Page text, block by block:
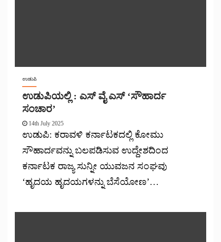
ಉಡುಪಿ
ಉಡುಪಿಯಲ್ಲಿ : ಎಸ್ ವೈ ಎಸ್ ‘ಸೌಹಾರ್ದ
ಸಂಚಾರ’
14th July 2025
ಉಡುಪಿ: ಕರಾವಳಿ ಕರ್ನಾಟಕದಲ್ಲಿ ಕೋಮು
ಸೌಹಾರ್ದವನ್ನು ಬಲಪಡಿಸುವ ಉದ್ದೇಶದಿಂದ
ಕರ್ನಾಟಕ ರಾಜ್ಯ ಸುನ್ನೀ ಯುವಜನ ಸಂಘವು
‘ಹೃದಯ ಹೃದಯಗಳನ್ನು ಬೆಸೆಯೋಣ’…